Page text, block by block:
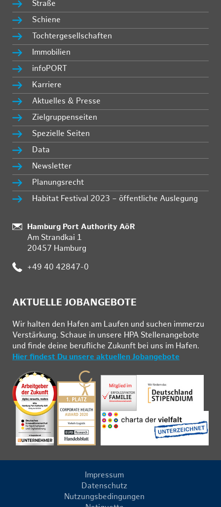
Straße
Schiene
Tochtergesellschaften
Immobilien
infoPORT
Karriere
Aktuelles & Presse
Zielgruppenseiten
Spezielle Seiten
Data
Newsletter
Planungsrecht
Habitat Festival 2023 – öffentliche Auslegung
Standort:
Hamburg Port Authority AöR
Am Strandkai 1
20457 Hamburg
Telefon:
+49 40 42847-0
AKTUELLE JOBANGEBOTE
Wir hal­ten den Ha­fen am Lau­fen und su­chen im­mer­zu
Ver­stär­kung. Schau­e in un­se­re HPA Stel­len­an­ge­bo­te
und fin­de deine be­ruf­li­che Zu­kunft bei uns im Ha­fen.
Hier findest Du unsere aktuellen Jobangebote
Impressum
Datenschutz
Nutzungsbedingungen